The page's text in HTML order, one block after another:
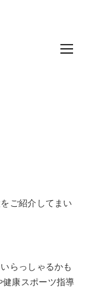
ご紹介してまい
らっしゃるかも
康スポーツ指導